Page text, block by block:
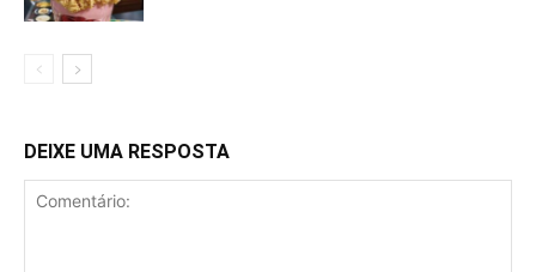
DEIXE UMA RESPOSTA